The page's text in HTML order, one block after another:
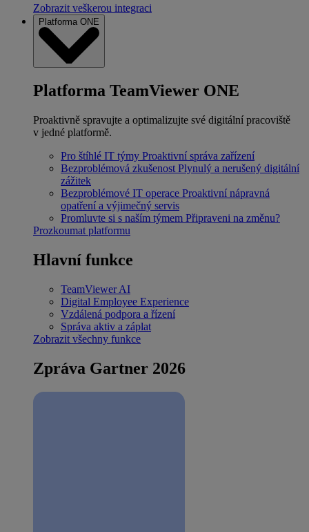
Zobrazit veškerou integraci
Platforma ONE
Platforma TeamViewer ONE
Proaktivně spravujte a optimalizujte své digitální pracoviště
v jedné platformě.
Pro štíhlé IT týmy Proaktivní správa zařízení
Bezproblémová zkušenost Plynulý a nerušený digitální
zážitek
Bezproblémové IT operace Proaktivní nápravná
opatření a výjimečný servis
Promluvte si s naším týmem Připraveni na změnu?
Prozkoumat platformu
Hlavní funkce
TeamViewer AI
Digital Employee Experience
Vzdálená podpora a řízení
Správa aktiv a záplat
Zobrazit všechny funkce
Zpráva Gartner 2026